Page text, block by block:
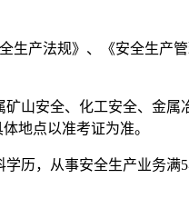
生产法规》、《安全生产
山安全、化工安全、金
地点以准考证为准。
历，从事安全生产业务满